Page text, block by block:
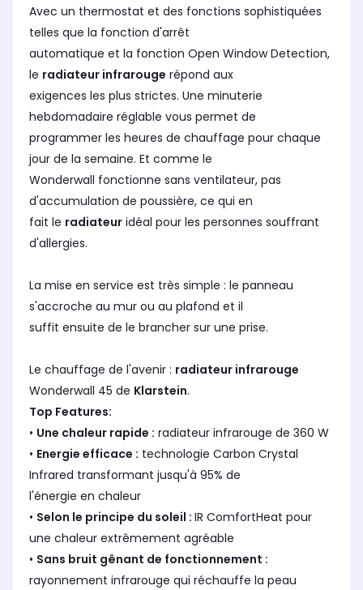
Avec un thermostat et des fonctions sophistiquées
telles que la fonction d'arrêt
automatique et la fonction Open Window Detection,
le radiateur infrarouge répond aux
exigences les plus strictes. Une minuterie
hebdomadaire réglable vous permet de
programmer les heures de chauffage pour chaque
jour de la semaine. Et comme le
Wonderwall fonctionne sans ventilateur, pas
d'accumulation de poussière, ce qui en
fait le radiateur idéal pour les personnes souffrant
d'allergies.
La mise en service est très simple : le panneau
s'accroche au mur ou au plafond et il
suffit ensuite de le brancher sur une prise.
Le chauffage de l'avenir : radiateur infrarouge
Wonderwall 45 de Klarstein.
Top Features:
• Une chaleur rapide : radiateur infrarouge de 360 W
• Energie efficace : technologie Carbon Crystal
Infrared transformant jusqu'à 95% de
l'énergie en chaleur
• Selon le principe du soleil : IR ComfortHeat pour
une chaleur extrêmement agréable
• Sans bruit gênant de fonctionnement :
rayonnement infrarouge qui réchauffe la peau